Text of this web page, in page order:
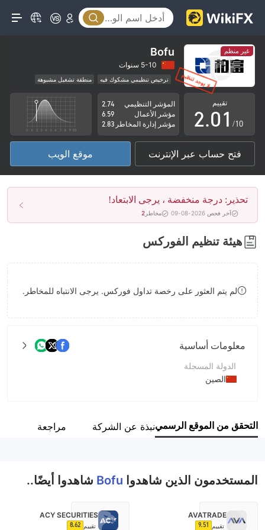
غير منظم Bofu
5-10 سنوات
ترخيص تنظيمي مشكوك فيه
منطقة تشغيل مشبوهة
مخاطر عالية
تقييم
0
1
2
3
4
5
6
7
8
9
.0
1
2
3
4
5
6
7
0
1
2
3
4
5
6
7
8
/10
المؤشر التنظيمي
2.74
مؤشر الأعمال
6.59
مؤشر إدارة المخاطر 2.83
فتح حساب عبر الإنترنت موقع الويب
تحذير: درجة منخفضة ، يرجى الابتعاد!
آخر فحص 2026-08-09 مخاطر 2
هيئة تنظيم الفوركس
لم يتم العثور على رخصة تداول فوركس. يرجى الانتباه للمخاطر.
معلومات أساسية
الدولة المسجلة
الصين
اسم الشركة
التحقق من الموقع الرسمينبذة عن الشركة مراجعة
المستخدمون الذين شاهدوا Bofu شاهدوا أيضًا..
AVATRADE
تقييم 9.51
ACY SECURITIES
تقييم 8.62